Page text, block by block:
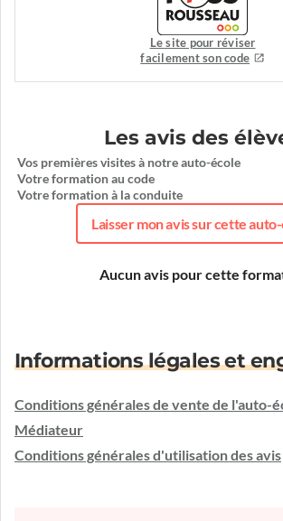
Le site pour réviser
facilement son code
Les avis des
Vos premières visites à notre auto-école
Votre formation au code
Votre formation à la conduite
Laisser mon avis sur cette
Aucun avis pour cette
Informations légales et
Conditions générales de vente de l'auto-
Médiateur
Conditions générales d'utilisation des avis